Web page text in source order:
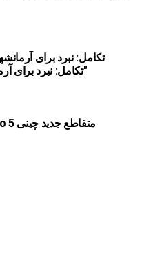
"تکامل: نبرد برای
نمای کلی چری Tiggo 5 متقاطع جدید چینی